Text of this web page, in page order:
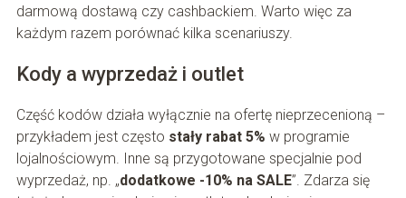
darmową dostawą czy cashbackiem. Warto więc za
każdym razem porównać kilka scenariuszy.
Kody a wyprzedaż i outlet
Część kodów działa wyłącznie na ofertę nieprzecenioną –
przykładem jest często stały rabat 5% w programie
lojalnościowym. Inne są przygotowane specjalnie pod
wyprzedaż, np. „dodatkowe -10% na SALE”. Zdarza się